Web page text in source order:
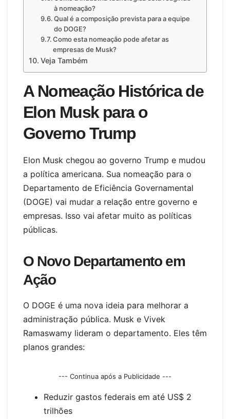
à nomeação?
Qual é a composição prevista para a equipe
do DOGE?
Como esta nomeação pode afetar as
empresas de Musk?
Veja Também
A Nomeação Histórica de
Elon Musk para o
Governo Trump
Elon Musk chegou ao governo Trump e mudou
a política americana. Sua nomeação para o
Departamento de Eficiência Governamental
(DOGE) vai mudar a relação entre governo e
empresas. Isso vai afetar muito as políticas
públicas.
O Novo Departamento em
Ação
O DOGE é uma nova ideia para melhorar a
administração pública. Musk e Vivek
Ramaswamy lideram o departamento. Eles têm
planos grandes:
--- Continua após a Publicidade ---
Reduzir gastos federais em até US$ 2
trilhões